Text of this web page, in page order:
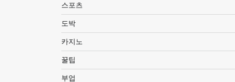
스포츠
도박
카지노
꿀팁
부업